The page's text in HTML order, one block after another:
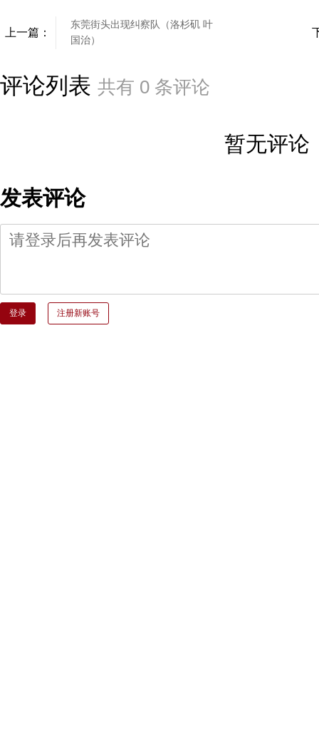
上一篇：
东莞街头出现纠察队（洛杉矶 叶
国治）
评论列表 共有 0 条评论
暂无评论
发表评论
登录 注册新账号